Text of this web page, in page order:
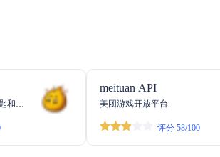
和赠
meituan API
美团游戏开放平台
评分 58/100